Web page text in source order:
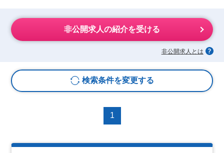
非公開求人の紹介を受ける
非公開求人とは
検索条件を変更する
1